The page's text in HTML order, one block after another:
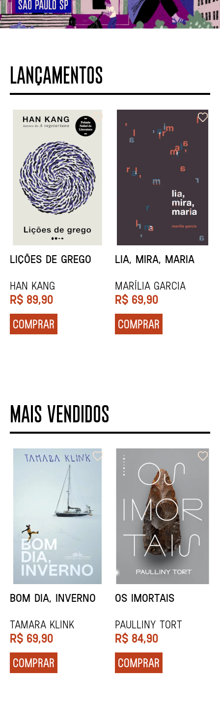
LANÇAMENTOS
MINHA MÃE E A
Marina Tvetáieva
R$ 49,90
COMPRAR
TODA CAIXA-PRETA
Jeovanna Vieira
R$ 89,90
COMPRAR
MAIS VENDIDOS
ORIXÁS
REGINALDO PRANDI
R$ 79,90
COMPRAR
ORAÇÃO PARA
Socorro Acioli
R$ 74,90
COMPRAR